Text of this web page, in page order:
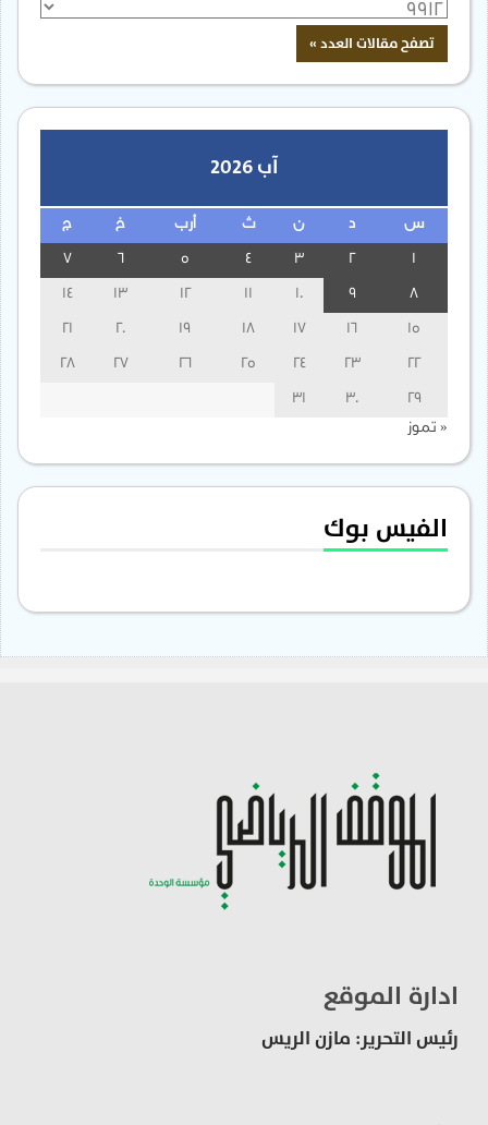
آب 2026
س ن ث أرب خ ج
3
13
14
15
16
17
18
19
20
21
22
23
24
25
26
27
28
29
30
31
« تموز
الفيس بوك
ادارة الموقع
رئيس التحرير: مازن الريس